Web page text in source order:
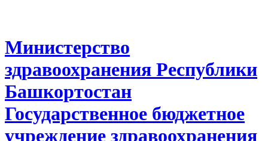
Министерство
здравоохранения Республики
Башкортостан
Государственное бюджетное
учреждение здравоохранения